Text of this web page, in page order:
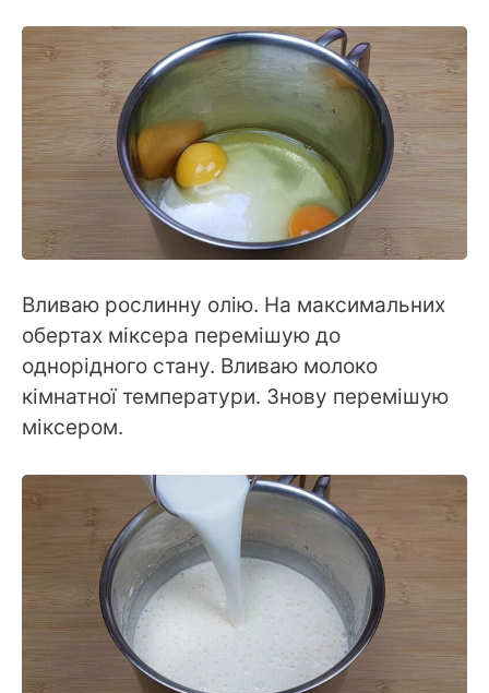
Вливаю рослинну олію. На максимальних
обертах міксера перемішую до
однорідного стану. Вливаю молоко
кімнатної температури. Знову перемішую
міксером.